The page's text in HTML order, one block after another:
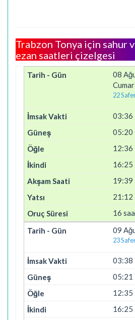
Trabzon Tonya için sahur
ezan saatleri çizelgesi
08
22
03:36
05:20
12:36
16:25
19:39
21:12
16
09
23
03:38
05:21
12:35
16:25